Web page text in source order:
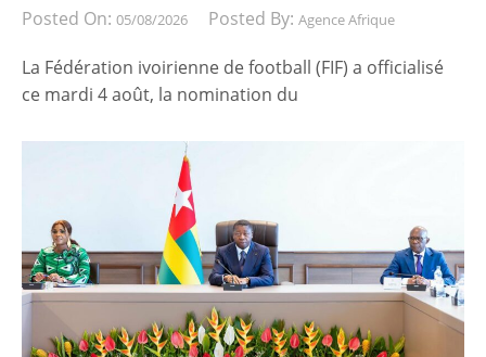
Posted On: 05/08/2026 Posted By: Agence Afrique
La Fédération ivoirienne de football (FIF) a officialisé
ce mardi 4 août, la nomination du